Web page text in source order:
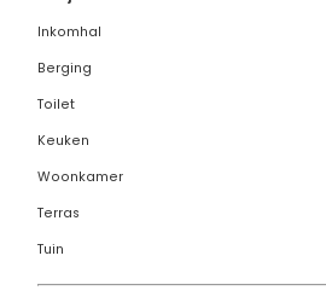
Inkomhal
Berging
Toilet
Keuken
Woonkamer
Terras
Tuin